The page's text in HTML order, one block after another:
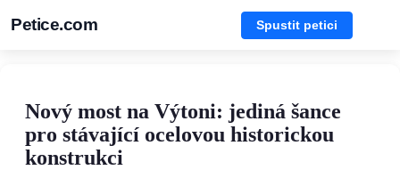
Petice.com Spustit petici
Nový most na Výtoni: jediná šance
pro stávající ocelovou historickou
konstrukci